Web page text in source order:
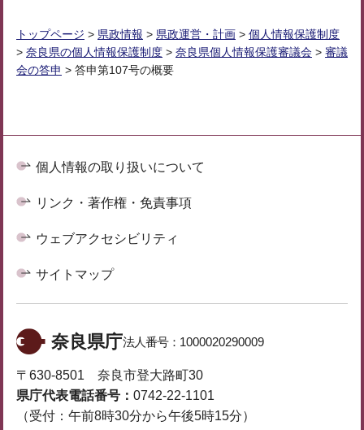
トップページ > 県政情報 > 県政運営・計画 > 個人情報保護制度
> 奈良県の個人情報保護制度 > 奈良県個人情報保護審議会 > 審議
会の答申 > 答申第107号の概要
個人情報の取り扱いについて
リンク・著作権・免責事項
ウェブアクセシビリティ
サイトマップ
奈良県庁法人番号： 1000020290009
〒630-8501 奈良市登大路町30
県庁代表電話番号： 0742-22-1101
（受付：午前8時30分から午後5時15分）